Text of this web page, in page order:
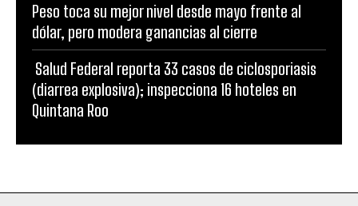
Peso toca su mejor nivel desde mayo frente al
dólar, pero modera ganancias al cierre
Salud Federal reporta 33 casos de ciclosporiasis
(diarrea explosiva); inspecciona 16 hoteles en
Quintana Roo